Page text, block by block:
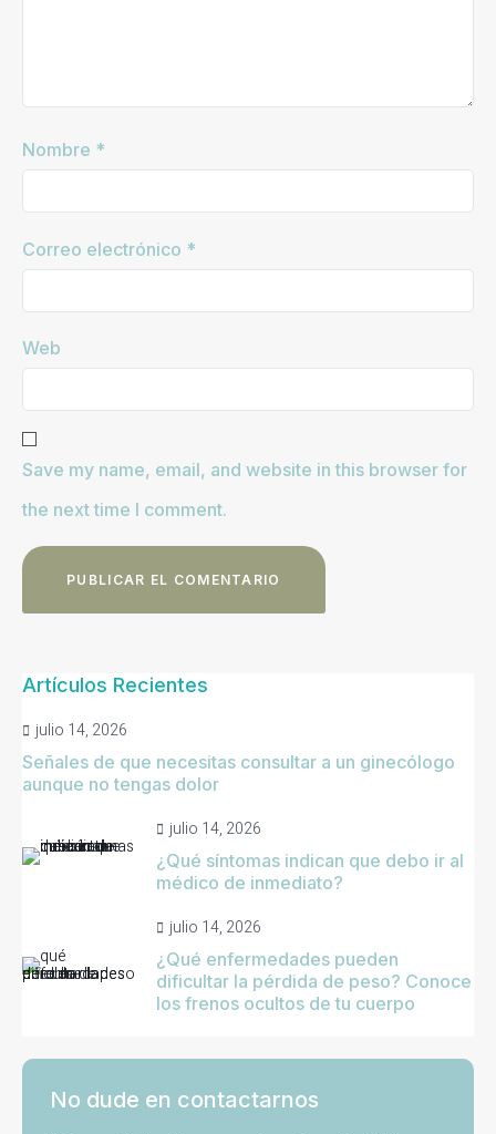
Nombre *
Correo electrónico *
Web
Save my name, email, and website in this browser for
the next time I comment.
Artículos Recientes
julio 14, 2026
Señales de que necesitas consultar a un ginecólogo
aunque no tengas dolor
julio 14, 2026
¿Qué síntomas indican que debo ir al
médico de inmediato?
julio 14, 2026
¿Qué enfermedades pueden
dificultar la pérdida de peso? Conoce
los frenos ocultos de tu cuerpo
No dude en contactarnos